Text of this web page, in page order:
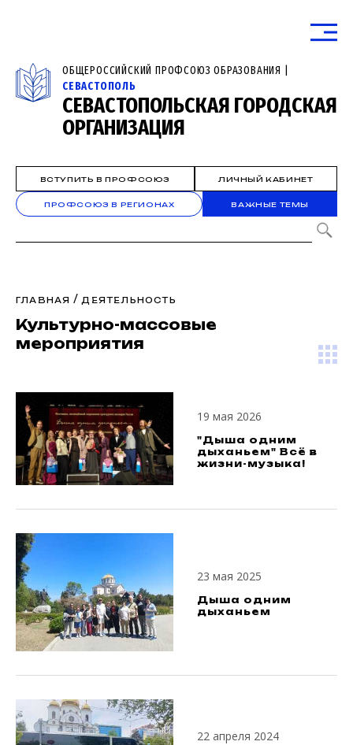
ОБЩЕРОССИЙСКИЙ ПРОФСОЮЗ ОБРАЗОВАНИЯ |
СЕВАСТОПОЛЬ
СЕВАСТОПОЛЬСКАЯ ГОРОДСКАЯ
ОРГАНИЗАЦИЯ
ВСТУПИТЬ В ПРОФСОЮЗ ЛИЧНЫЙ КАБИНЕТ
ПРОФСОЮЗ В РЕГИОНАХ ВАЖНЫЕ ТЕМЫ
ГЛАВНАЯ /ДЕЯТЕЛЬНОСТЬ
Культурно-массовые
мероприятия
19 мая 2026
"Дыша одним
дыханьем" Всё в
жизни-музыка!
23 мая 2025
Дыша одним
дыханьем
22 апреля 2024